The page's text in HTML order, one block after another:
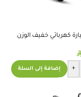
كهربائي خفيف الوزن
+ إضافة إلى السلة